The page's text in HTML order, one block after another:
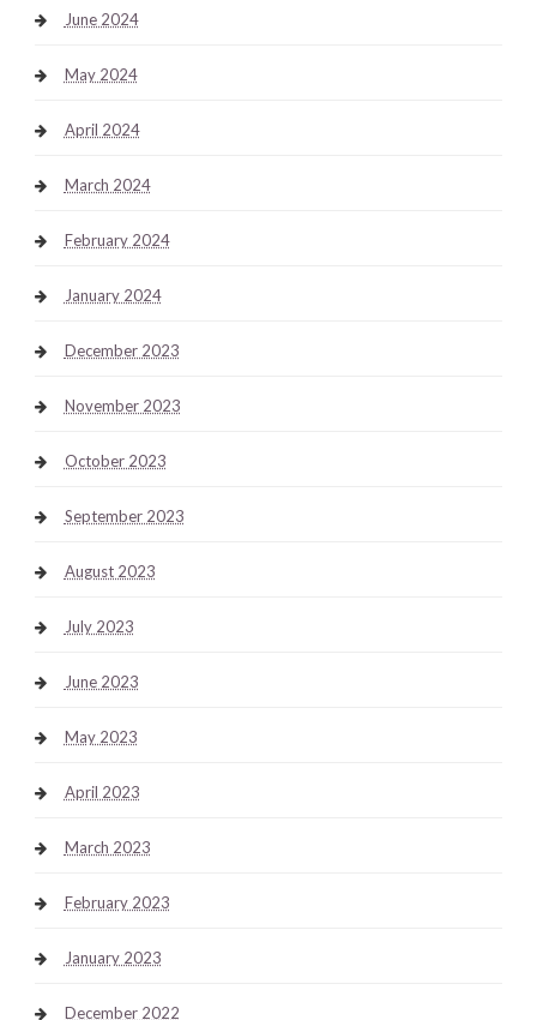
June 2024
May 2024
April 2024
March 2024
February 2024
January 2024
December 2023
November 2023
October 2023
September 2023
August 2023
July 2023
June 2023
May 2023
April 2023
March 2023
February 2023
January 2023
December 2022